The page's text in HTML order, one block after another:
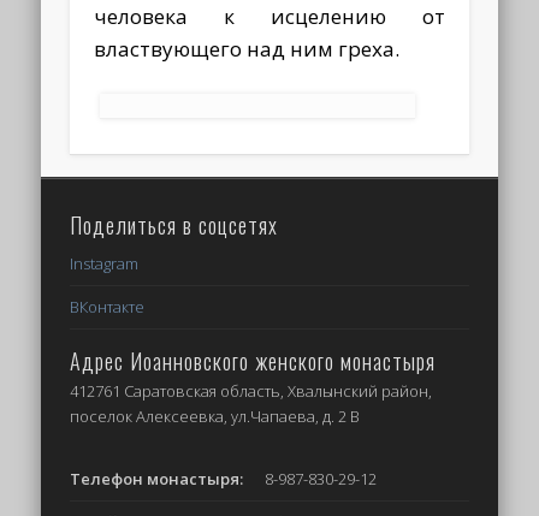
человека к исцелению от
властвующего над ним греха.
Поделиться в соцсетях
Instagram
ВКонтакте
Адрес Иоанновского женского монастыря
412761 Саратовская область, Хвалынский район,
поселок Алексеевка, ул.Чапаева, д. 2 В
Телефон монастыря:
8-987-830-29-12